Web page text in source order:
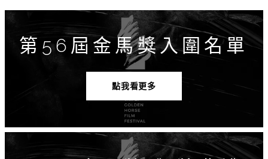
第56屆金馬獎入圍名單
點我看更多